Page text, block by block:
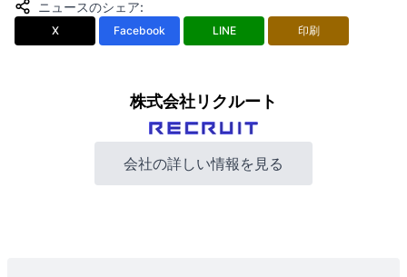
ニュースのシェア:
X Facebook LINE 印刷
株式会社リクルート
会社の詳しい情報を見る